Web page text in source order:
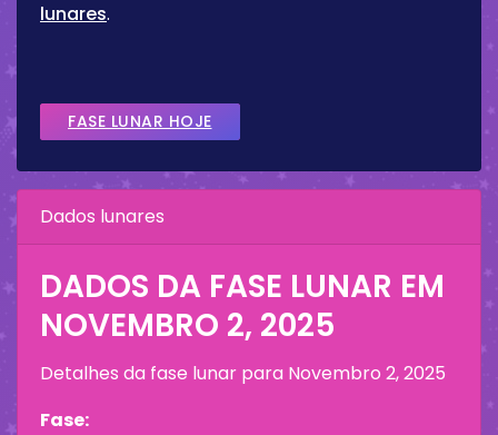
lunares.
FASE LUNAR HOJE
Dados lunares
DADOS DA FASE LUNAR EM
NOVEMBRO 2, 2025
Detalhes da fase lunar para Novembro 2, 2025
Fase: